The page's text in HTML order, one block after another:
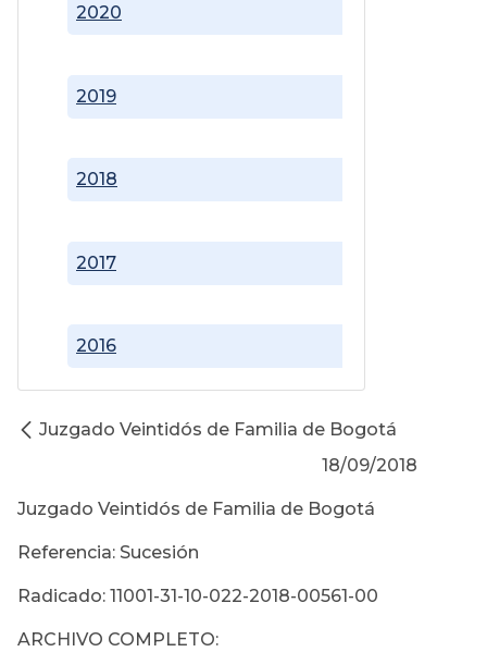
2016
2017
2018
2019
2020
Juzgado Veintidós de Familia de Bogotá
18/09/2018
Juzgado Veintidós de Familia de Bogotá
Referencia: Sucesión
Radicado: 11001-31-10-022-2018-00561-00
ARCHIVO COMPLETO: